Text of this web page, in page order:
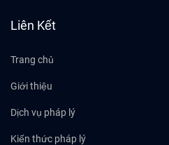
Liên Kết
Trang chủ
Giới thiệu
Dịch vụ pháp lý
Kiến thức pháp lý